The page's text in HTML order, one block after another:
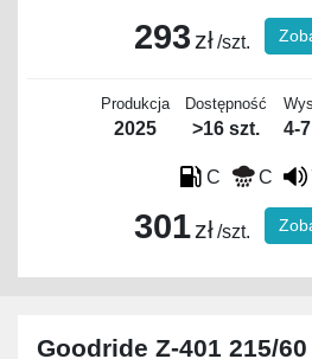
293 zł/szt.
Produkcja
2025
Dostępność
>16 szt. 4-
C C
301zł/szt.
Goodride Z-401 215/